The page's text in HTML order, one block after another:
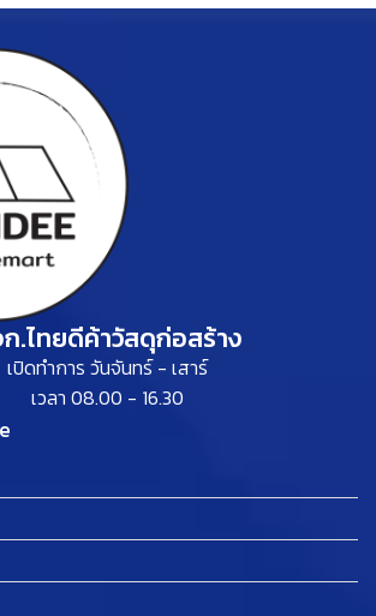
.ไทยดีค้าวัสดุก่อสร้าง
เปิดทำการ วันจันทร์ - เสาร์
เวลา 08.00 - 16.30